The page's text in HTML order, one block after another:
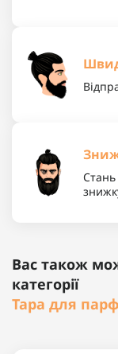
Вас також
категорії
Тара для